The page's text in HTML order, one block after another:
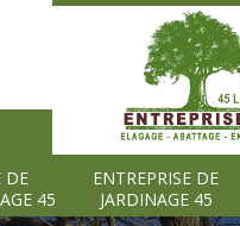
DE
45
ENTREPRISE DE
JARDINAGE 45